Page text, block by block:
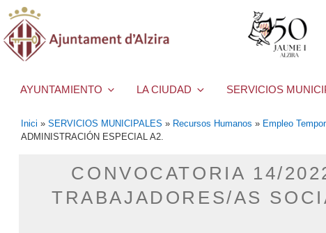
AYUNTAMIENTO LA CIUDAD SERVICIOS
Inici » SERVICIOS MUNICIPALES » Recursos Humanos » Empleo
ADMINISTRACIÓN ESPECIAL A2.
CONVOCATORIA 14/
TRABAJADORES/AS